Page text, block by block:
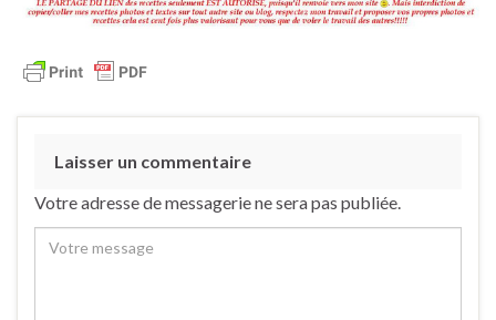
Laisser un commentaire
Votre adresse de messagerie ne sera pas publiée.